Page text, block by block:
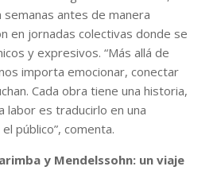
antes de manera
en jornadas colectivas donde se
y expresivos. “Más allá de
importa emocionar, conectar
Cada obra tiene una historia,
labor es traducirlo en una
público”, comenta.
y Mendelssohn: un viaje